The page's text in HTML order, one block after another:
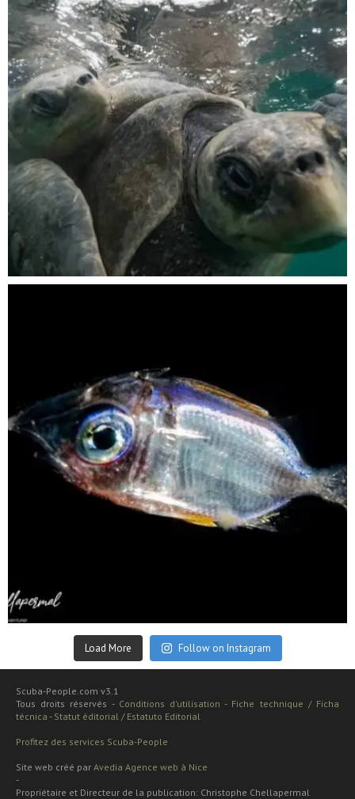
Sep 24
Load More Follow on Instagram
Scuba-People.com v3.1
Tous droits réservés - Conditions d'utilisation - Fiche technique / Ficha
técnica - Statut éditorial / Estatuto Editorial
Profitez des services Scuba-People
Site web créé par Avedia Agence web à Nice
-
Propriétaire et Directeur de la publication: Christophe Chellapermal